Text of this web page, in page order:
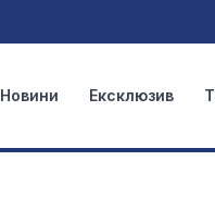
Новини Ексклюзив